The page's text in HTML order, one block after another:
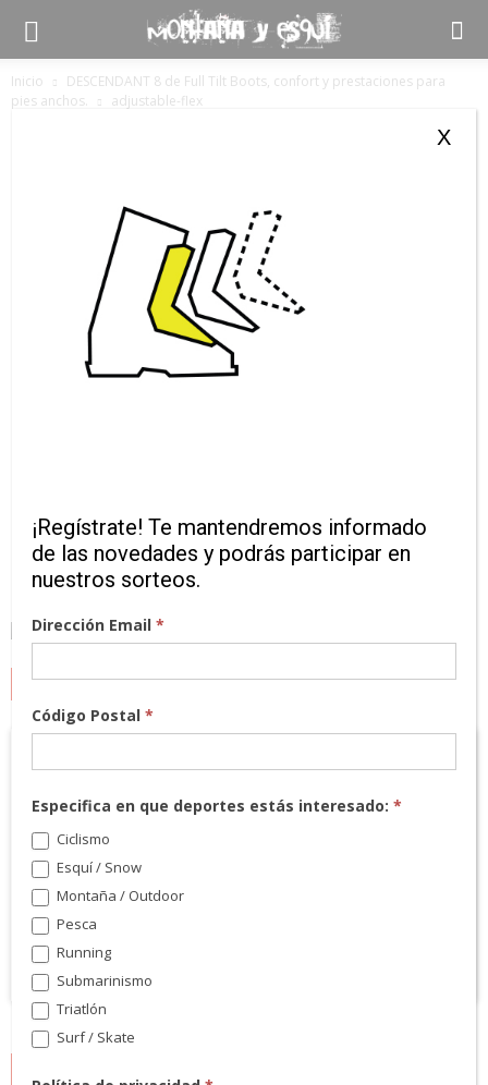
Inicio
DESCENDANT 8 de Full Tilt Boots, confort y prestaciones para
pies anchos.
adjustable-flex
¡Regístrate! Te mantendremos informado
de las novedades y podrás participar en
nuestros sorteos.
Dirección Email*
Código Postal*
Especifica en que deportes estás interesado:*
Ciclismo
Esquí / Snow
Montaña / Outdoor
Pesca
Running
Submarinismo
Triatlón
Surf / Skate
X